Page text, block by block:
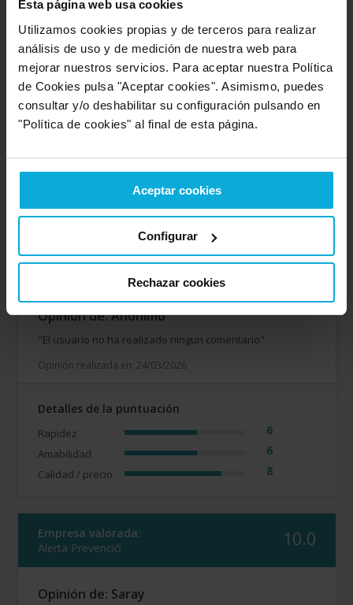
Esta página web usa cookies
Utilizamos cookies propias y de terceros para realizar
análisis de uso y de medición de nuestra web para
mejorar nuestros servicios. Para aceptar nuestra Política
de Cookies pulsa "Aceptar cookies". Asimismo, puedes
consultar y/o deshabilitar su configuración pulsando en
"Política de cookies" al final de esta página.
Aceptar cookies
Configurar
Rechazar cookies
Entre 6 y 8 (233)-12%
Entre 4 y 6(42)-2%
Entre 2 y 4(4)-0%
Entre 0 y 2-0%
Empresa valorada:
6.7
Opinión de: Anónimo
"El usuario no ha realizado ningun comentario".
Opinión realizada en: 24/03/2026
Detalles de la puntuación
Rapidez 6
Amabilidad 6
Calidad / precio 8
Empresa valorada:
Alerta Prevenció
10.0
Opinión de: Saray